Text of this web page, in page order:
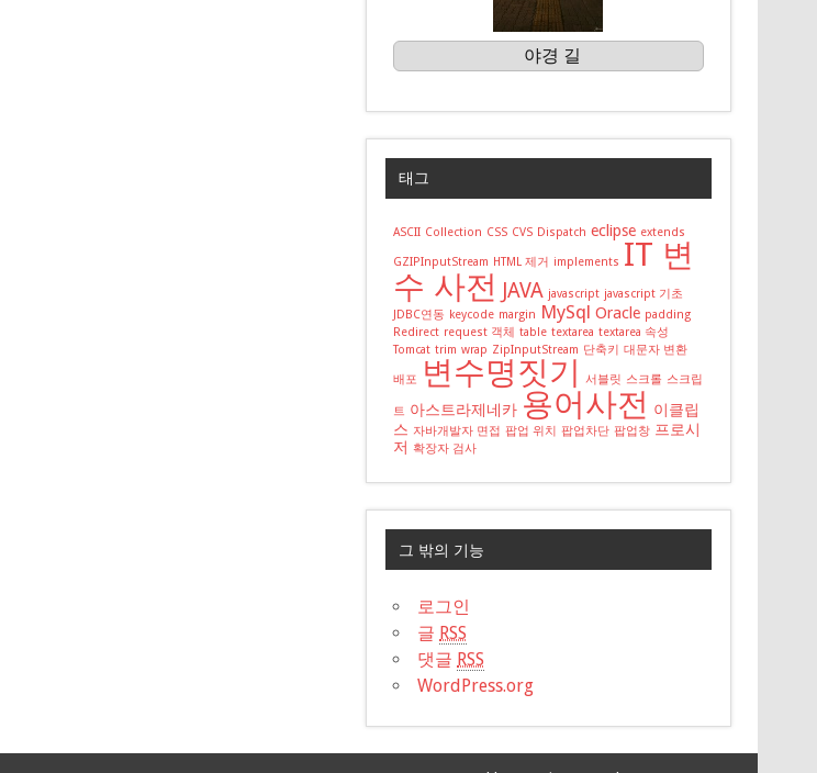
야경 길
태그
ASCII Collection CSS CVS Dispatch eclipse extends
GZIPInputStream HTML 제거 implements IT 변
수 사전 JAVA javascript javascript 기초
JDBC연동 keycode margin MySql Oracle padding
Redirect request 객체 table textarea textarea 속성
Tomcat trim wrap ZipInputStream 단축키 대문자 변환
배포 변수명짓기 서블릿 스크롤 스크립
트 아스트라제네카 용어사전 이클립
스 자바개발자 면접 팝업 위치 팝업차단 팝업창 프로시
저 확장자 검사
그 밖의 기능
로그인
글 RSS
댓글 RSS
WordPress.org